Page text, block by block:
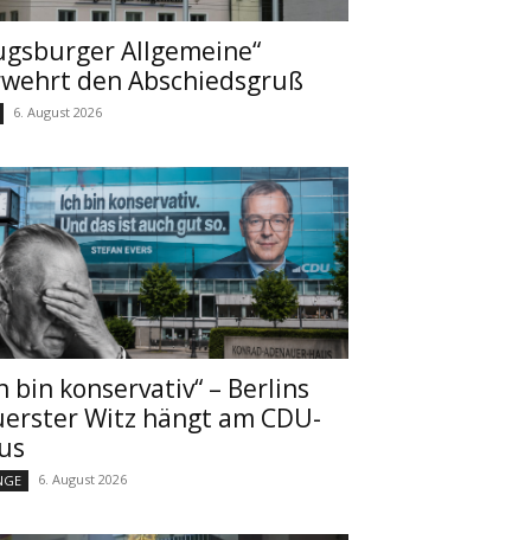
Allgemeine“
den Abschiedsgruß
6. August 2026
bin konservativ“ – Berlins
Witz hängt am CDU-
6. August 2026